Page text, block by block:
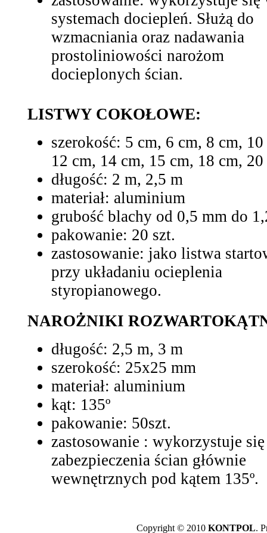
systemach dociepleń. Służą do
wzmacniania oraz nadawania
prostoliniowości narożom
docieplonych ścian.
LISTWY COKOŁOWE:
szerokość: 5 cm, 6 cm, 8 cm,
12 cm, 14 cm, 15 cm, 18 cm, 20
długość: 2 m, 2,5 m
materiał: aluminium
grubość blachy od 0,5 mm do
pakowanie: 20 szt.
zastosowanie: jako listwa
przy układaniu ocieplenia
styropianowego.
NAROŻNIKI
długość: 2,5 m, 3 m
szerokość: 25x25 mm
materiał: aluminium
kąt: 135º
pakowanie: 50szt.
zastosowanie : wykorzystuje
zabezpieczenia ścian głównie
wewnętrznych pod kątem 135º.
Copyright © 2010 KONTPOL.